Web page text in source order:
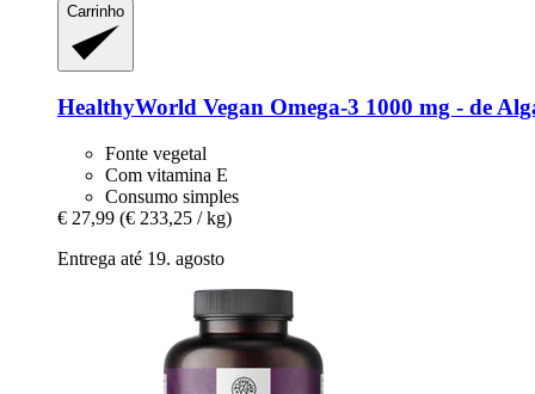
Carrinho
HealthyWorld Vegan Omega-​3 1000 mg -​ de
Fonte vegetal
Com vitamina E
Consumo simples
€ 27,99 (€ 233,25 / kg)
Entrega até 19. agosto